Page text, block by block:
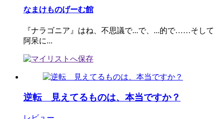
なまけものげーむ館
『ナラゴニア』はね、不思議で...で、...的で……そして
阿呆に...
逆転 見えてるものは、本当ですか？